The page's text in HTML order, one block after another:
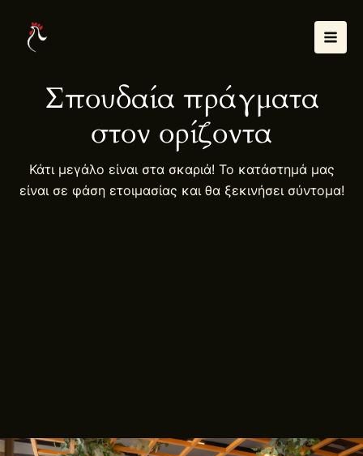
περιεχόμενο
Σπουδαία πράγματα
στον ορίζοντα
Κάτι μεγάλο είναι στα σκαριά! Το κατάστημά μας
είναι σε φάση ετοιμασίας και θα ξεκινήσει σύντομα!